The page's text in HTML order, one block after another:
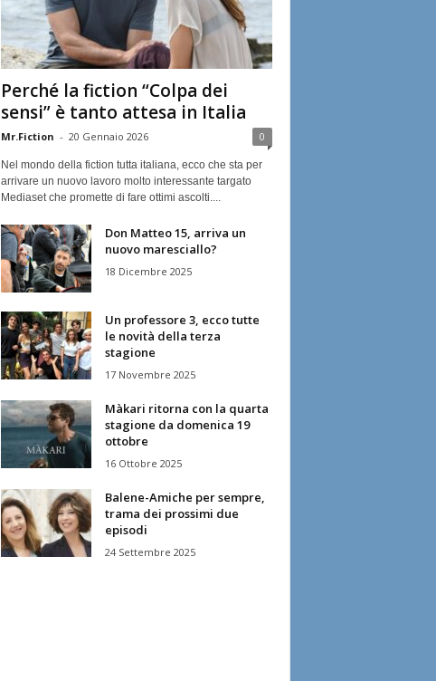
Perché la fiction “Colpa dei
sensi” è tanto attesa in Italia
Mr.Fiction - 20 Gennaio 2026 0
Nel mondo della fiction tutta italiana, ecco che sta per
arrivare un nuovo lavoro molto interessante targato
Mediaset che promette di fare ottimi ascolti....
Don Matteo 15, arriva un
nuovo maresciallo?
18 Dicembre 2025
Un professore 3, ecco tutte
le novità della terza
stagione
17 Novembre 2025
Màkari ritorna con la quarta
stagione da domenica 19
ottobre
16 Ottobre 2025
Balene-Amiche per sempre,
trama dei prossimi due
episodi
24 Settembre 2025